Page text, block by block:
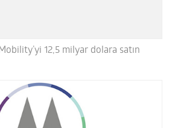
12,5 milyar dolara satın